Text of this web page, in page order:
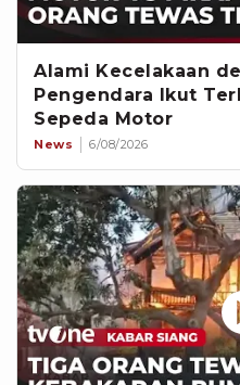
Alami Kecelakaan
Pengendara Ikut
Sepeda Motor
News 6/08/2026